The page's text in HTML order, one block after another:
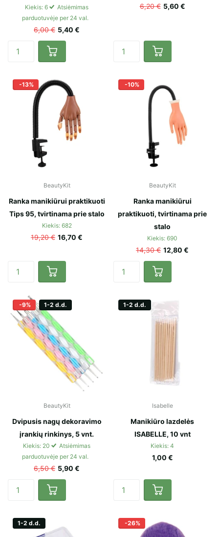
Kiekis: 6
Atsiėmimas
parduotuvėje per 24 val.
6,00 € 5,40 €
6,20 € 5,60 €
-13%
BeautyKit
Ranka manikiūrui praktikuoti
Tips 95, tvirtinama prie stalo
Kiekis: 682
19,20 € 16,70 €
-10%
BeautyKit
Ranka manikiūrui
praktikuoti, tvirtinama prie
stalo
Kiekis: 690
14,30 € 12,80 €
-9% 1-2 d.d.
BeautyKit
Dvipusis nagų dekoravimo
įrankių rinkinys, 5 vnt.
Kiekis: 20
Atsiėmimas
parduotuvėje per 24 val.
6,50 € 5,90 €
1-2 d.d.
Isabelle
Manikiūro lazdelės
ISABELLE, 10 vnt
Kiekis: 4
1,00 €
1-2 d.d. -26%